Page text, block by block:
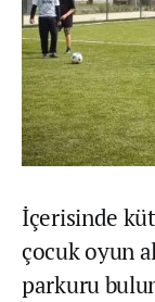
İçerisinde
çocuk oyun
parkuru